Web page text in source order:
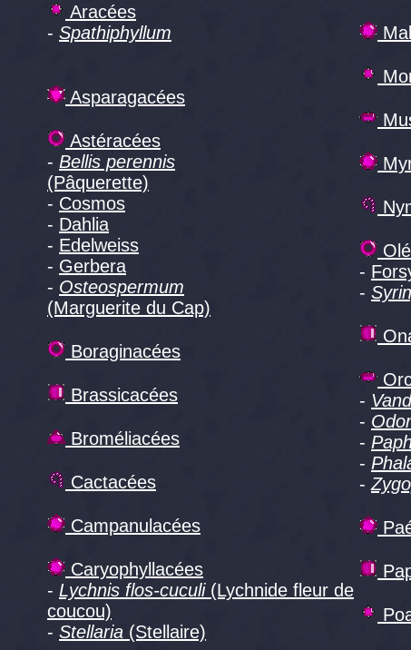
Aracées
- Spathiphyllum
Asparagacées
Astéracées
- Bellis perennis
(Pâquerette)
- Cosmos
- Dahlia
- Edelweiss
- Gerbera
- Osteospermum
(Marguerite du Cap)
Boraginacées
Brassicacées
Broméliacées
Cactacées
Campanulacées
Caryophyllacées
- Lychnis flos-cuculi(Lychnide fleur de
coucou)
- Stellaria (Stellaire)
-
-
-
-
-
-
-